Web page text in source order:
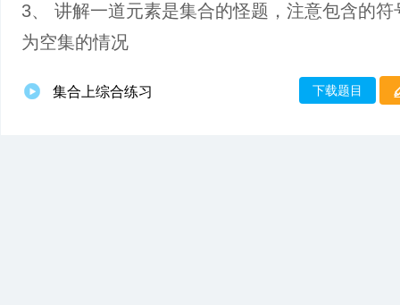
3、 讲解一道元素是集合的怪题，注意包含的符
为空集的情况
集合上综合练习 下载题目